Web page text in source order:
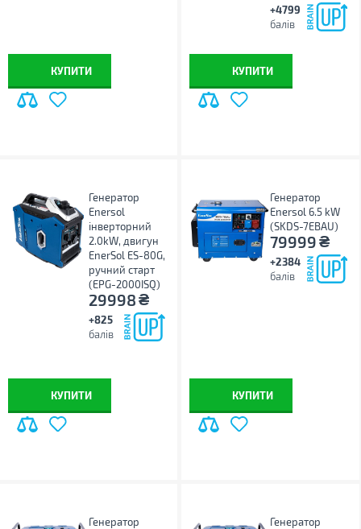
КУПИТИ
+4799
балів
КУПИТИ
Генератор
Enersol
інверторний
2.0kW, двигун
EnerSol ES-80G,
ручний старт
(EPG-2000ISQ)
29998₴
+825
балів
КУПИТИ
Генератор
Enersol 6.5 kW
(SKDS-7EBAU)
79999₴
+2384
балів
КУПИТИ
Генератор
Генератор